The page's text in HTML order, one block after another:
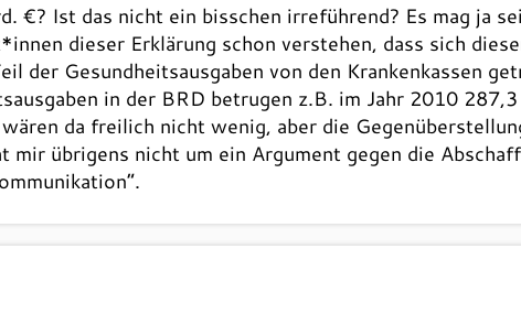
€? Ist das nicht ein bisschen irreführend? Es mag ja
dieser Erklärung schon verstehen, dass sich
der Gesundheitsausgaben von den Krankenkassen
in der BRD betrugen z.B. im Jahr 2010
da freilich nicht wenig, aber die
übrigens nicht um ein Argument gegen die